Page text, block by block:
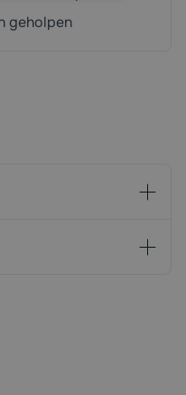
geholpen